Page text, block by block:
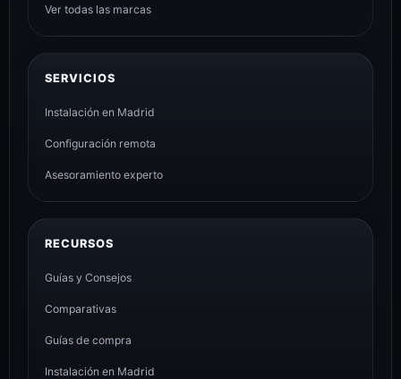
Ver todas las marcas
SERVICIOS
Instalación en Madrid
Configuración remota
Asesoramiento experto
RECURSOS
Guías y Consejos
Comparativas
Guías de compra
Instalación en Madrid